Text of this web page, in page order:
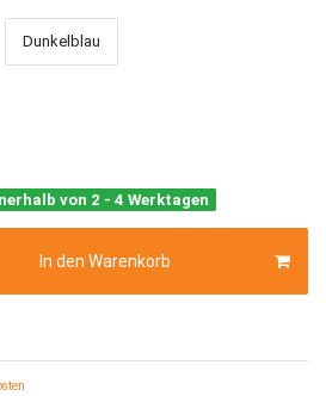
Dunkelblau
von 2 - 4 Werktagen
In den Warenkorb